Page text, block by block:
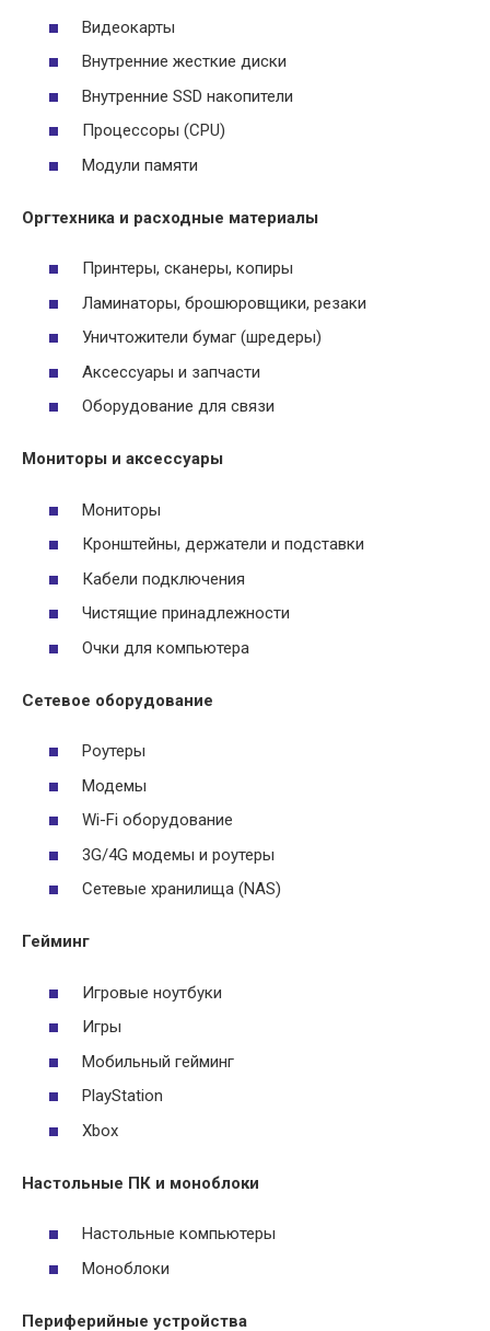
Видеокарты
Внутренние жесткие диски
Внутренние SSD накопители
Процессоры (CPU)
Модули памяти
Оргтехника и расходные материалы
Принтеры, сканеры, копиры
Ламинаторы, брошюровщики, резаки
Уничтожители бумаг (шредеры)
Аксессуары и запчасти
Оборудование для связи
Мониторы и аксессуары
Мониторы
Кронштейны, держатели и подставки
Кабели подключения
Чистящие принадлежности
Очки для компьютера
Сетевое оборудование
Роутеры
Модемы
Wi-Fi оборудование
3G/4G модемы и роутеры
Сетевые хранилища (NAS)
Гейминг
Игровые ноутбуки
Игры
Мобильный гейминг
PlayStation
Xbox
Настольные ПК и моноблоки
Настольные компьютеры
Моноблоки
Периферийные устройства